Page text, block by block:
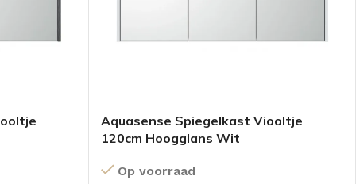
Aquasense Spiegelkast Viooltje
120cm Hoogglans Wit
Op voorraad